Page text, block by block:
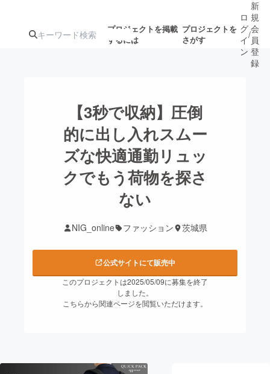
プロジェクトを掲載
するには
プロジェクトを
さがす
注目のリ
注目の新着プロ
ジェクト
募集終了が近いプ
ロジェクト
アート・写真
テクノロジー・ガジェット
映像・映画
ビジネス・起業
まちづくり・地域活性化
ロ
グ
イ
ン
/
新
規
会
員
登
録
【3秒で収納】圧倒
的に出し入れスムー
ズな快適通勤リュッ
クでもう荷物を探さ
ない
NIG_online ファッション 茨城県
公式サイトにて販売中
このプロジェクトは2025/05/09に募集を終了
しました。
こちらから関連ページを閲覧いただけます。